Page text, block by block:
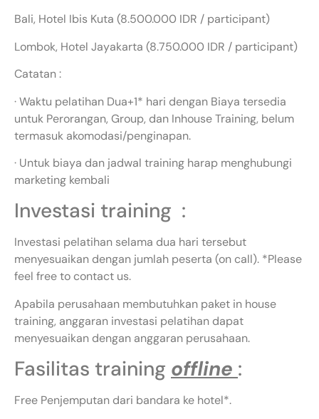
Bali, Hotel Ibis Kuta (8.500.000 IDR / participant)
Lombok, Hotel Jayakarta (8.750.000 IDR / participant)
Catatan :
· Waktu pelatihan Dua+1* hari dengan Biaya tersedia
untuk Perorangan, Group, dan Inhouse Training, belum
termasuk akomodasi/penginapan.
· Untuk biaya dan jadwal training harap menghubungi
marketing kembali
Investasi training :
Investasi pelatihan selama dua hari tersebut
menyesuaikan dengan jumlah peserta (on call). *Please
feel free to contact us.
Apabila perusahaan membutuhkan paket in house
training, anggaran investasi pelatihan dapat
menyesuaikan dengan anggaran perusahaan.
Fasilitas training offline :
Free Penjemputan dari bandara ke hotel*.